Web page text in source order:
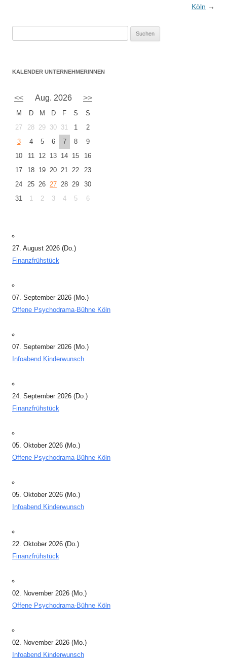
Köln →
h
KALENDER UNTERNEHMERINNEN
<< Aug. 2026 >>
M D M D F S
S
27
28 29 30 31 1
2
3
4 5 6 7 8
9
10
11 12 13 14 15
16
17
18 19 20 21 22
23
24
25 26 27 28 29
30
31
1 2 3 4 5 6
27. August 2026 (Do.)
Finanzfrühstück
07. September 2026 (Mo.)
Offene Psychodrama-Bühne Köln
07. September 2026 (Mo.)
Infoabend Kinderwunsch
24. September 2026 (Do.)
Finanzfrühstück
05. Oktober 2026 (Mo.)
Offene Psychodrama-Bühne Köln
05. Oktober 2026 (Mo.)
Infoabend Kinderwunsch
22. Oktober 2026 (Do.)
Finanzfrühstück
02. November 2026 (Mo.)
Offene Psychodrama-Bühne Köln
02. November 2026 (Mo.)
Infoabend Kinderwunsch